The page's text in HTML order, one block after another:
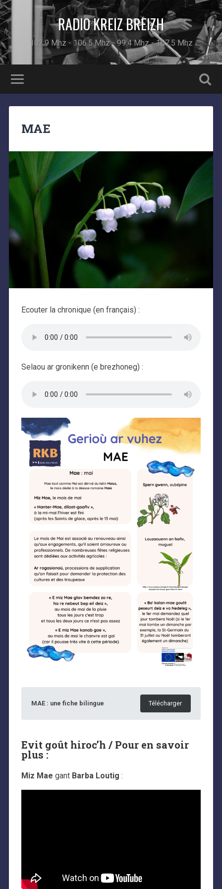
RADIO KREIZ BREIZH
102.9 Mhz - 106.5 Mhz - 99.4 Mhz - 107.5 Mhz
MAE
Ecouter la chronique (en français) :
Selaou ar gronikenn (e brezhoneg) :
MAE : une fiche bilingue Télécharger
Evit goût hiroc’h / Pour en savoir
plus :
Miz Mae gant Barba Loutig :